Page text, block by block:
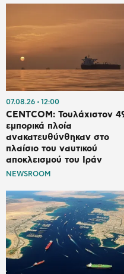
07.08.26 12:00
CENTCOM: Τουλάχιστον
εμπορικά πλοία
ανακατευθύνθηκαν στο
πλαίσιο του ναυτικού
αποκλεισμού του Ιράν
NEWSROOM